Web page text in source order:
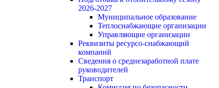
2026-2027
Муниципальное образование
Теплоснабжающие организации
Управляющие организации
Реквизиты ресурсо-снабжающий
компаний
Сведения о среднезаработной плате
руководителей
Транспорт